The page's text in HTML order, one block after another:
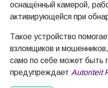
оснащённый камерой,
активирующейся при
Такое устройство
взломщиков и
само по себе может быть
предупреждает Autoriteit